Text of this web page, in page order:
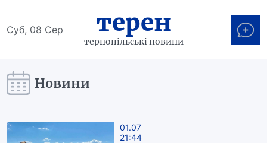
Суб, 08 Сер терен
тернопільські новини
Новини
01.07
21:44